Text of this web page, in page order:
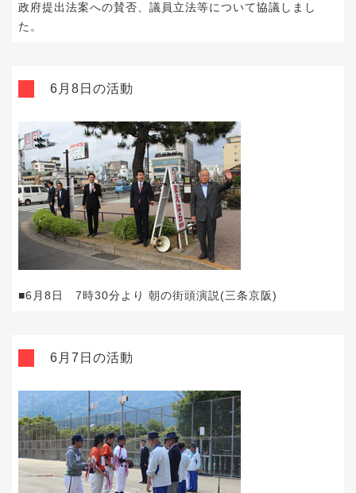
政府提出法案への賛否、議員立法等について協議しまし
た。
6月8日の活動
■6月8日 7時30分より 朝の街頭演説(三条京阪)
6月7日の活動